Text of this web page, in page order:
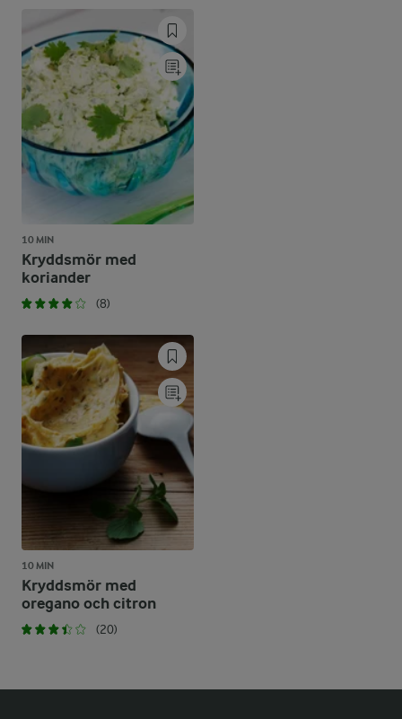
10 MIN
Kryddsmör med
koriander
(8)
10 MIN
Kryddsmör med
oregano och citron
(20)